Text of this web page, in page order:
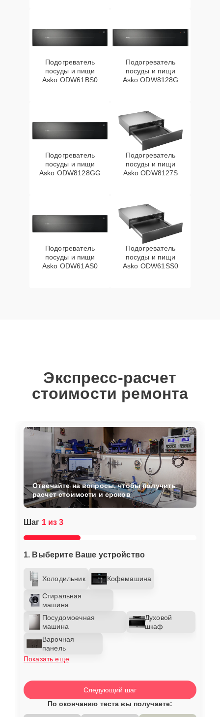
Подогреватель
посуды и пищи
Asko ODW61BS0
Подогреватель
посуды и пищи
Asko ODW8128G
Подогреватель
посуды и пищи
Asko ODW8128GG
Подогреватель
посуды и пищи
Asko ODW8127S
Подогреватель
посуды и пищи
Asko ODW61AS0
Подогреватель
посуды и пищи
Asko ODW61SS0
Экспресс-расчет
стоимости ремонта
Шаг 1 из 3
1. Выберите Ваше устройство
Холодильник Кофемашина
Стиральная
машина
Посудомоечная
машина
Духовой
шкаф
Варочная
панель
Показать еще
Отвечайте на вопросы, чтобы получить
расчет стоимости и сроков
Следующий шаг
По окончанию теста вы получаете: